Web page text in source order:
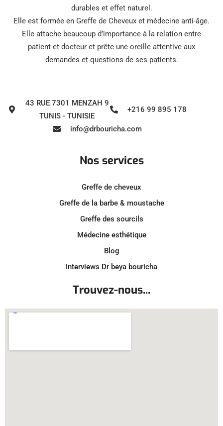
durables et effet naturel.
Elle est formée en Greffe de Cheveux et médecine anti-âge.
Elle attache beaucoup d’importance à la relation entre
patient et docteur et prête une oreille attentive aux
demandes et questions de ses patients.
43 RUE 7301 MENZAH 9
TUNIS - TUNISIE
+216 99 895 178
info@drbouricha.com
Nos services
Greffe de cheveux
Greffe de la barbe & moustache
Greffe des sourcils
Médecine esthétique
Blog
Interviews Dr beya bouricha
Trouvez-nous...